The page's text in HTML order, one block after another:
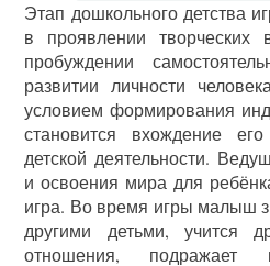
Этап дошкольного детства
в проявлении творческих
пробуждении
развитии личности
условием формирования
становится вхождение
детской деятельности.
и освоения мира для
игра. Во время игры малыш
другими детьми, учится
отношения, подражает